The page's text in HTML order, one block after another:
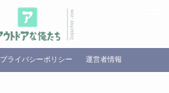
プライバシーポリシー 運営者情報